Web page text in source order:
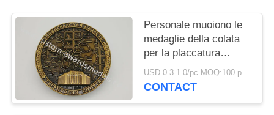
PRIVACY
POLICY
Personale muoiono le
medaglie della colata
per la placcatura
dell'oggetto
d'antiquariato di nuoto
USD 0.3-1.0/pc MOQ:100 pc per progettazione
CONTACT